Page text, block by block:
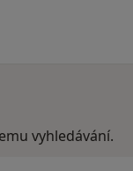
vyhledávání.